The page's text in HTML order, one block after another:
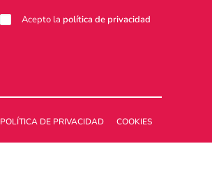
Acepto la política de privacidad
POLÍTICA DE PRIVACIDAD COOKIES